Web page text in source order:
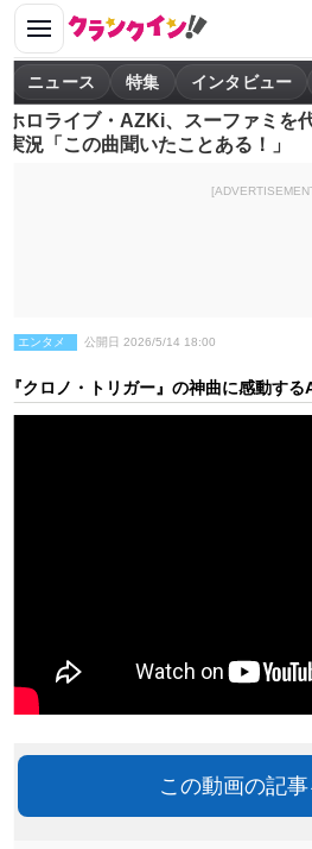
ニュース 特集 インタビュー
ホロライブ・AZKi、スーファミを
実況「この曲聞いたことある！」
エンタメ 公開日 2026/5/14 18:00
『クロノ・トリガー』の神曲に感動す
この動画の記